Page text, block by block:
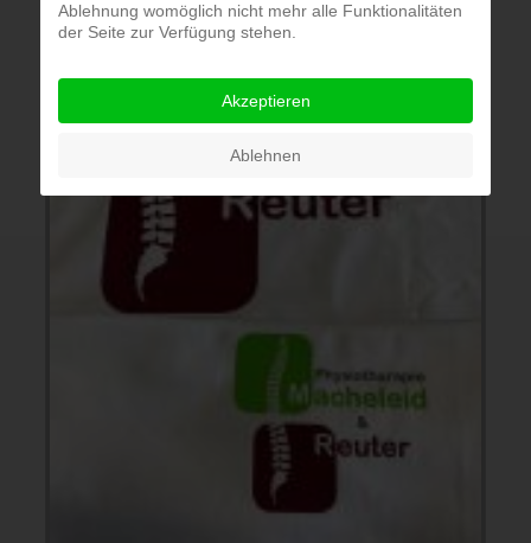
Ablehnung womöglich nicht mehr alle Funktionalitäten
der Seite zur Verfügung stehen.
Akzeptieren
Ablehnen